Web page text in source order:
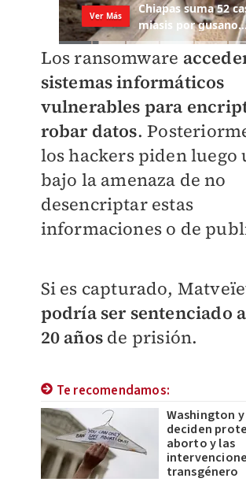
Los ransomware
sistemas informáticos
vulnerables para
robar datos.
los hackers piden luego
bajo la amenaza de no
desencriptar estas
informaciones o de
Si es capturado,
podría ser sentenciado
20 añosde prisión.
Te recomendamos:
Washington
deciden
aborto y las
transgénero